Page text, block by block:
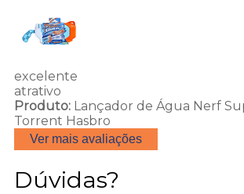
excelente
atrativo
Produto:Lançador de Água Nerf
Torrent Hasbro
Ver mais avaliações
Dúvidas?